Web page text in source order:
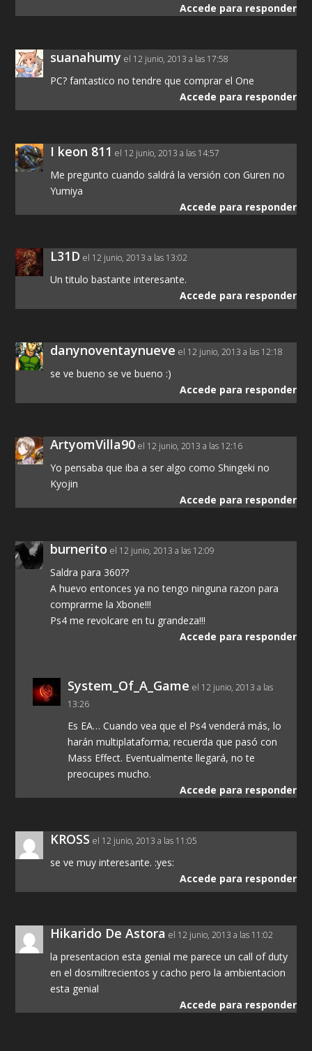
Accede para responder
suanahumy el 12 junio, 2013 a las 17:58
PC? fantastico no tendre que comprar el One
Accede para responder
I keon 811 el 12 junio, 2013 a las 14:57
Me pregunto cuando saldrá la versión con Guren no
Yumiya
Accede para responder
L31D el 12 junio, 2013 a las 13:02
Un titulo bastante interesante.
Accede para responder
danynoventaynueve el 12 junio, 2013 a las 12:18
se ve bueno se ve bueno :)
Accede para responder
ArtyomVilla90 el 12 junio, 2013 a las 12:16
Yo pensaba que iba a ser algo como Shingeki no
Kyojin
Accede para responder
burnerito el 12 junio, 2013 a las 12:09
Saldra para 360??
A huevo entonces ya no tengo ninguna razon para
comprarme la Xbone!!!
Ps4 me revolcare en tu grandeza!!!
Accede para responder
System_Of_A_Game el 12 junio, 2013 a las
13:26
Es EA… Cuando vea que el Ps4 venderá más, lo
harán multiplataforma; recuerda que pasó con
Mass Effect. Eventualmente llegará, no te
preocupes mucho.
Accede para responder
KROSS el 12 junio, 2013 a las 11:05
se ve muy interesante. :yes:
Accede para responder
Hikarido De Astora el 12 junio, 2013 a las 11:02
la presentacion esta genial me parece un call of duty
en el dosmiltrecientos y cacho pero la ambientacion
esta genial
Accede para responder